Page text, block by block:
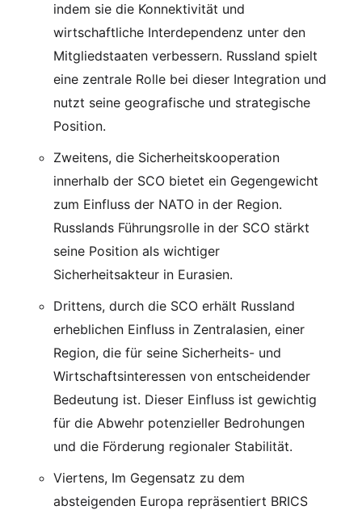
indem sie die Konnektivität und
wirtschaftliche Interdependenz unter den
Mitgliedstaaten verbessern. Russland spielt
eine zentrale Rolle bei dieser Integration und
nutzt seine geografische und strategische
Position.
Zweitens, die Sicherheitskooperation
innerhalb der SCO bietet ein Gegengewicht
zum Einfluss der NATO in der Region.
Russlands Führungsrolle in der SCO stärkt
seine Position als wichtiger
Sicherheitsakteur in Eurasien.
Drittens, durch die SCO erhält Russland
erheblichen Einfluss in Zentralasien, einer
Region, die für seine Sicherheits- und
Wirtschaftsinteressen von entscheidender
Bedeutung ist. Dieser Einfluss ist gewichtig
für die Abwehr potenzieller Bedrohungen
und die Förderung regionaler Stabilität.
Viertens, Im Gegensatz zu dem
absteigenden Europa repräsentiert BRICS